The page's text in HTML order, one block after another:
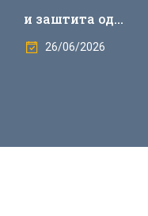
и заштита од
дискриминације у
26/06/2026